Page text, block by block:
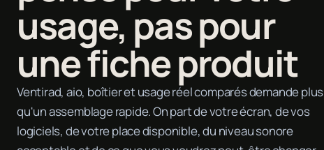
usage, pas pour
une fiche produit
Ventirad, aio, boîtier et usage réel comparés demande plus
qu'un assemblage rapide. On part de votre écran, de vos
logiciels, de votre place disponible, du niveau sonore